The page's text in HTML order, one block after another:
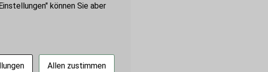
können Sie aber
Allen zustimmen